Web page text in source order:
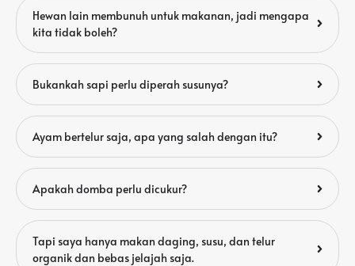
Hewan lain membunuh untuk makanan, jadi mengapa
kita tidak boleh?
Bukankah sapi perlu diperah susunya?
Ayam bertelur saja, apa yang salah dengan itu?
Apakah domba perlu dicukur?
Tapi saya hanya makan daging, susu, dan telur
organik dan bebas jelajah saja.